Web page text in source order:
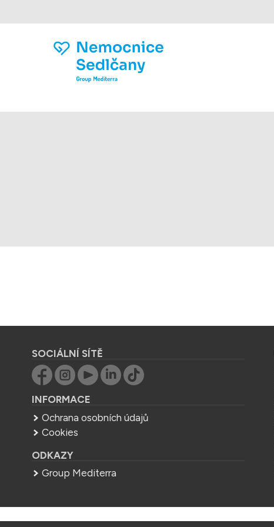
SOCIÁLNÍ SÍTĚ
INFORMACE
Ochrana osobních údajů
Cookies
ODKAZY
Group Mediterra